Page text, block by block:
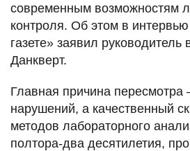
современным возможностям
контроля. Об этом в
газете» заявил руководитель
Данкверт.
Главная причина
нарушений, а качественный
методов лабораторного
полтора-два десятилетия,